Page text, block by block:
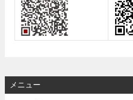
メニュー